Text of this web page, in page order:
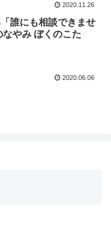
2020.11.26
誰にも相談できませ
なやみ ぼくのこた
2020.06.06